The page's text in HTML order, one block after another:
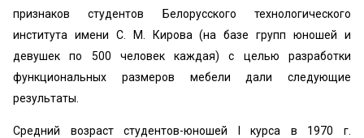
признаков студентов Белорусского технологического
института имени С. М. Кирова (на базе групп юношей и
девушек по 500 человек каждая) с целью разработки
функциональных размеров мебели дали следующие
результаты.
Средний возраст студентов-юношей I курса в 1970 г.